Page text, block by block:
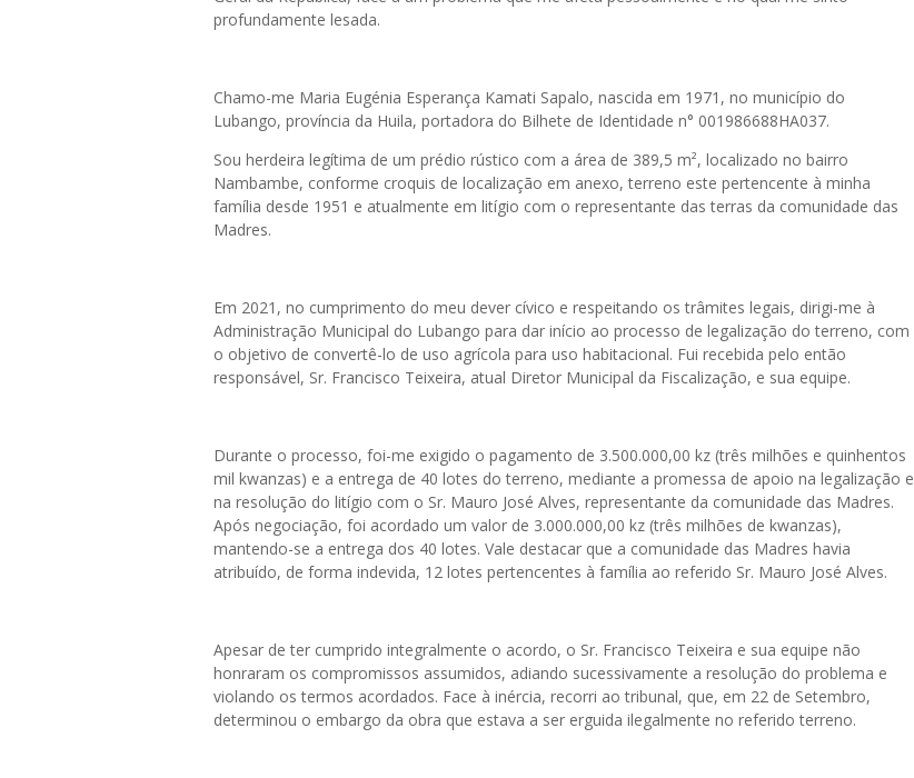
profundamente lesada.
Chamo-me Maria Eugénia Esperança Kamati Sapalo, nascida em 1971, no município do
Lubango, província da Huila, portadora do Bilhete de Identidade n° 001986688HA037.
Sou herdeira legítima de um prédio rústico com a área de 389,5 m², localizado no bairro
Nambambe, conforme croquis de localização em anexo, terreno este pertencente à minha
família desde 1951 e atualmente em litígio com o representante das terras da comunidade das
Madres.
Em 2021, no cumprimento do meu dever cívico e respeitando os trâmites legais, dirigi-me à
Administração Municipal do Lubango para dar início ao processo de legalização do terreno, com
o objetivo de convertê-lo de uso agrícola para uso habitacional. Fui recebida pelo então
responsável, Sr. Francisco Teixeira, atual Diretor Municipal da Fiscalização, e sua equipe.
Durante o processo, foi-me exigido o pagamento de 3.500.000,00 kz (três milhões e quinhentos
mil kwanzas) e a entrega de 40 lotes do terreno, mediante a promessa de apoio na legalização e
na resolução do litígio com o Sr. Mauro José Alves, representante da comunidade das Madres.
Após negociação, foi acordado um valor de 3.000.000,00 kz (três milhões de kwanzas),
mantendo-se a entrega dos 40 lotes. Vale destacar que a comunidade das Madres havia
atribuído, de forma indevida, 12 lotes pertencentes à família ao referido Sr. Mauro José Alves.
Apesar de ter cumprido integralmente o acordo, o Sr. Francisco Teixeira e sua equipe não
honraram os compromissos assumidos, adiando sucessivamente a resolução do problema e
violando os termos acordados. Face à inércia, recorri ao tribunal, que, em 22 de Setembro,
determinou o embargo da obra que estava a ser erguida ilegalmente no referido terreno.